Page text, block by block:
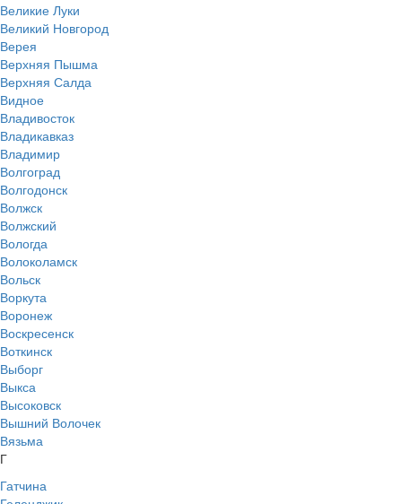
Великие Луки
Великий Новгород
Верея
Верхняя Пышма
Верхняя Салда
Видное
Владивосток
Владикавказ
Владимир
Волгоград
Волгодонск
Волжск
Волжский
Вологда
Волоколамск
Вольск
Воркута
Воронеж
Воскресенск
Воткинск
Выборг
Выкса
Высоковск
Вышний Волочек
Вязьма
Г
Гатчина